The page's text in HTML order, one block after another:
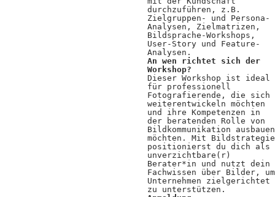
durchzuführen, z.B.
Zielgruppen- und Persona-
Analysen, Zielmatrizen,
Bildsprache-Workshops,
User-Story und Feature-
Analysen.
An wen richtet sich der
Workshop?
Dieser Workshop ist ideal
für professionell
Fotografierende, die sich
weiterentwickeln möchten
und ihre Kompetenzen in
der beratenden Rolle von
Bildkommunikation ausbauen
möchten. Mit Bildstrategie
positionierst du dich als
unverzichtbare(r)
Berater*in und nutzt dein
Fachwissen über Bilder, um
Unternehmen zielgerichtet
zu unterstützen.